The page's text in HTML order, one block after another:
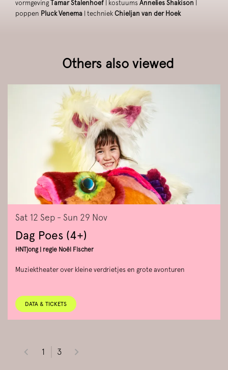
vormgeving Tamar Stalenhoef | kostuums Annelies Shakison
poppen Pluck Venema | techniek Chieljan van der Hoek
Others also viewed
Dag Poes (4+)
HNTjong | regie Noël Fischer
Muziektheater over kleine verdrietjes en grote avonturen
Sat 12 Sep - Sun 29 Nov
DATA & TICKETS
1 3